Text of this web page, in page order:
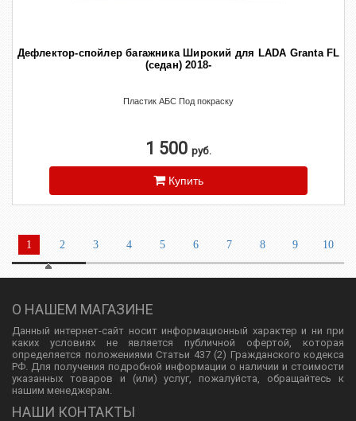
Дефлектор-спойлер багажника Широкий для LADA Granta FL
(седан) 2018-
Пластик АБС Под покраску
1 500 руб.
Купить
1 2 3 4 5 6 7 8 9 10
О НАШЕМ МАГАЗИНЕ
Данный интернет-сайт носит информационный характер и ни при
каких условиях не является публичной офертой, которая
определяется положениями Статьи 437 (2) Гражданского кодекса
РФ. Для получения подробной информации о наличии и стоимости
указанных товаров и (или) услуг, пожалуйста, обращайтесь к
нашим менеджерам.
НАШИ КОНТАКТЫ